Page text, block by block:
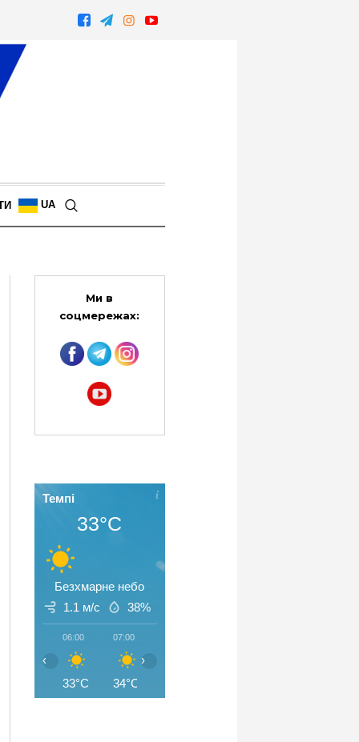
UA
Ми в
соцмережах:
Темпі
33°C
Безхмарне небо
1.1 м/с
38%
06:00
33°C
07:00
34°C
‹ ›